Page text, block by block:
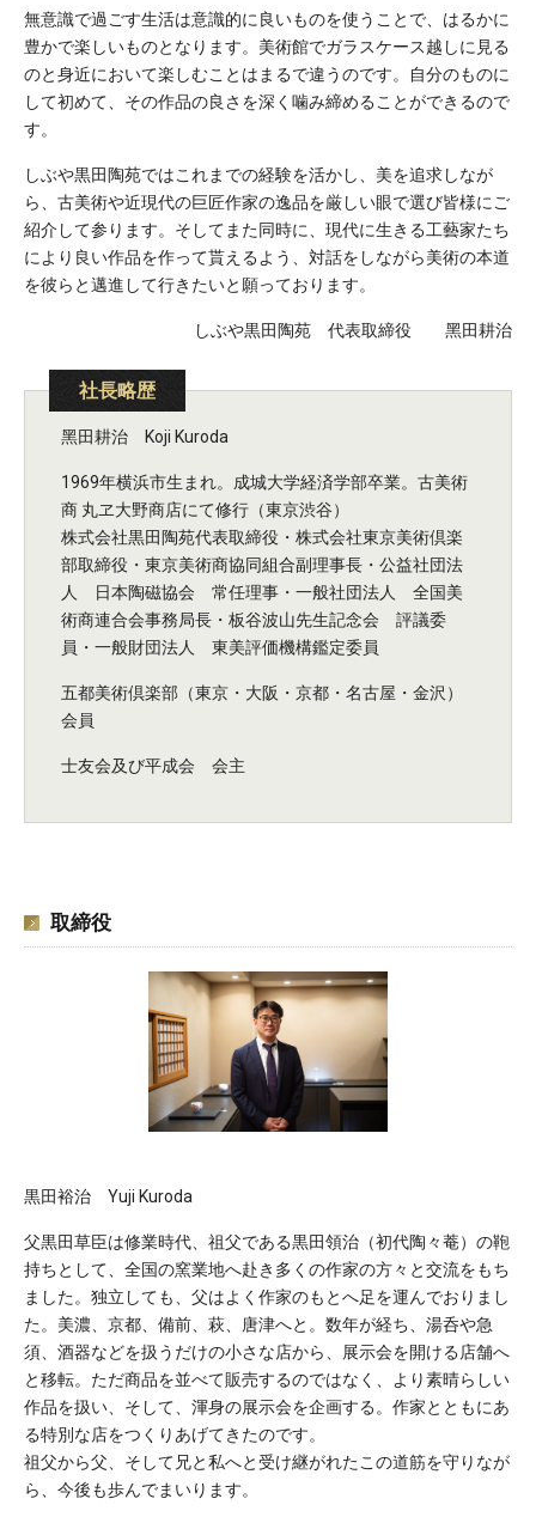
無意識で過ごす生活は意識的に良いものを使うことで、はるかに
豊かで楽しいものとなります。美術館でガラスケース越しに見る
のと身近において楽しむことはまるで違うのです。自分のものに
して初めて、その作品の良さを深く噛み締めることができるので
す。
しぶや黒田陶苑ではこれまでの経験を活かし、美を追求しなが
ら、古美術や近現代の巨匠作家の逸品を厳しい眼で選び皆様にご
紹介して参ります。そしてまた同時に、現代に生きる工藝家たち
により良い作品を作って貰えるよう、対話をしながら美術の本道
を彼らと邁進して行きたいと願っております。
しぶや黒田陶苑 代表取締役 黑田耕治
社長略歴
黑田耕治 Koji Kuroda
1969年横浜市生まれ。成城大学経済学部卒業。古美術
商 丸ヱ大野商店にて修行（東京渋谷）
株式会社黒田陶苑代表取締役・株式会社東京美術倶楽
部取締役・東京美術商協同組合副理事長・公益社団法
人 日本陶磁協会 常任理事・一般社団法人 全国美
術商連合会事務局長・板谷波山先生記念会 評議委
員・一般財団法人 東美評価機構鑑定委員
五都美術倶楽部（東京・大阪・京都・名古屋・金沢）
会員
士友会及び平成会 会主
取締役
黒田裕治 Yuji Kuroda
父黒田草臣は修業時代、祖父である黒田領治（初代陶々菴）の鞄
持ちとして、全国の窯業地へ赴き多くの作家の方々と交流をもち
ました。独立しても、父はよく作家のもとへ足を運んでおりまし
た。美濃、京都、備前、萩、唐津へと。数年が経ち、湯呑や急
須、酒器などを扱うだけの小さな店から、展示会を開ける店舗へ
と移転。ただ商品を並べて販売するのではなく、より素晴らしい
作品を扱い、そして、渾身の展示会を企画する。作家とともにあ
る特別な店をつくりあげてきたのです。
祖父から父、そして兄と私へと受け継がれたこの道筋を守りなが
ら、今後も歩んでまいります。